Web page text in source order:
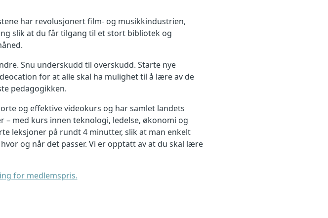
har revolusjonert film- og musikkindustrien,
slik at du får tilgang til et stort bibliotek og
Snu underskudd til overskudd. Starte nye
for at alle skal ha mulighet til å lære av de
pedagogikken.
og effektive videokurs og har samlet landets
med kurs innen teknologi, ledelse, økonomi og
leksjoner på rundt 4 minutter, slik at man enkelt
og når det passer. Vi er opptatt av at du skal lære
for medlemspris.